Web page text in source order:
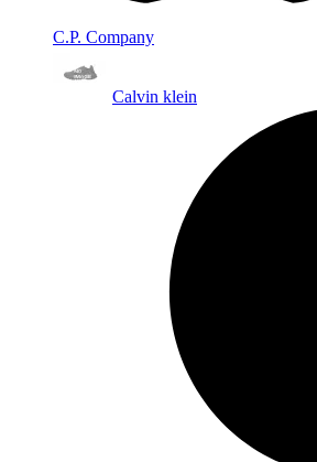
C.P. Company
Calvin klein